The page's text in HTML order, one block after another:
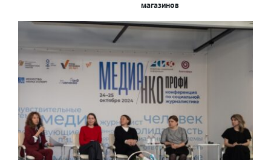
магазинов